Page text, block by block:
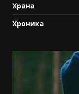
Храна
Хроника